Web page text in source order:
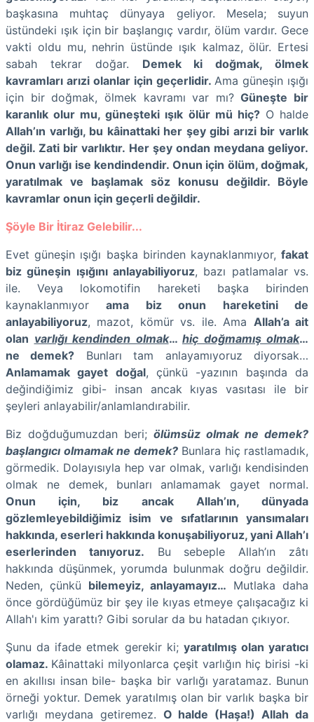
başkasına muhtaç dünyaya geliyor. Mesela; suyun
üstündeki ışık için bir başlangıç vardır, ölüm vardır. Gece
vakti oldu mu, nehrin üstünde ışık kalmaz, ölür. Ertesi
sabah tekrar doğar. Demek ki doğmak, ölmek
kavramları arızi olanlar için geçerlidir. Ama güneşin ışığı
için bir doğmak, ölmek kavramı var mı?Güneşte bir
karanlık olur mu, güneşteki ışık ölür mü hiç?O halde
Allah’ın varlığı, bu kâinattaki her şey gibi arızi bir varlık
değil. Zati bir varlıktır. Her şey ondan meydana geliyor.
Onun varlığı ise kendindendir. Onun için ölüm, doğmak,
yaratılmak ve başlamak söz konusu değildir. Böyle
kavramlar onun için geçerli değildir.
Şöyle Bir İtiraz Gelebilir...
Evet güneşin ışığı başka birinden kaynaklanmıyor, fakat
biz güneşin ışığını anlayabiliyoruz, bazı patlamalar vs.
ile. Veya lokomotifin hareketi başka birinden
kaynaklanmıyorama biz onun hareketini de
anlayabiliyoruz, mazot, kömür vs. ile. Ama Allah’a ait
olan varlığı kendinden olmak… hiç doğmamış olmak…
ne demek? Bunları tam anlayamıyoruz diyorsak…
Anlamamak gayet doğal, çünkü -yazının başında da
değindiğimiz gibi- insan ancak kıyas vasıtası ile bir
şeyleri anlayabilir/anlamlandırabilir.
Biz doğduğumuzdan beri; ölümsüz olmak ne demek?
başlangıcı olmamak ne demek?Bunlara hiç rastlamadık,
görmedik. Dolayısıyla hep var olmak, varlığı kendisinden
olmak ne demek, bunları anlamamak gayet normal.
Onun için, biz ancak Allah’ın, dünyada
gözlemleyebildiğimiz isim ve sıfatlarının yansımaları
hakkında, eserleri hakkında konuşabiliyoruz, yani Allah’ı
eserlerinden tanıyoruz. Bu sebeple Allah’ın zâtı
hakkında düşünmek, yorumda bulunmak doğru değildir.
Neden, çünkü bilemeyiz, anlayamayız… Mutlaka daha
önce gördüğümüz bir şey ile kıyas etmeye çalışacağız ki
Allah'ı kim yarattı? Gibi sorular da bu hatadan çıkıyor.
Şunu da ifade etmek gerekir ki; yaratılmış olan yaratıcı
olamaz. Kâinattaki milyonlarca çeşit varlığın hiç birisi -ki
en akıllısı insan bile- başka bir varlığı yaratamaz. Bunun
örneği yoktur. Demek yaratılmış olan bir varlık başka bir
varlığı meydana getiremez. O halde (Haşa!) Allah da